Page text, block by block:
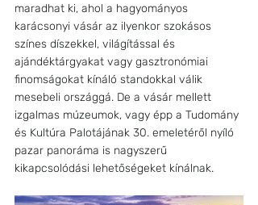
maradhat ki, ahol a hagyományos
karácsonyi vásár az ilyenkor szokásos
színes díszekkel, világítással és
ajándéktárgyakat vagy gasztronómiai
finomságokat kínáló standokkal válik
mesebeli országgá. De a vásár mellett
izgalmas múzeumok, vagy épp a Tudomány
és Kultúra Palotájának 30. emeletéről nyíló
pazar panoráma is nagyszerű
kikapcsolódási lehetőségeket kínálnak.